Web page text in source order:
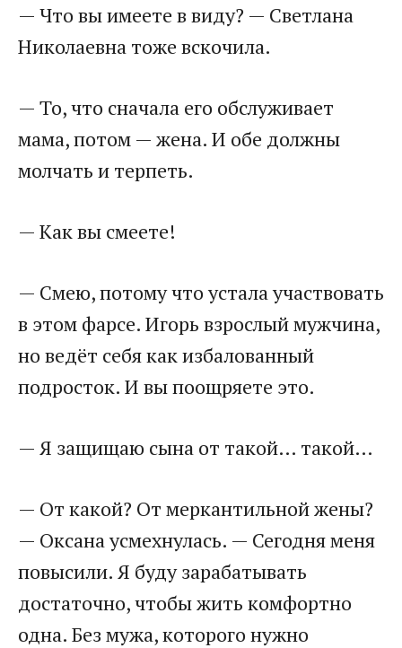
— Что вы имеете в виду? — Светлана
Николаевна тоже вскочила.
— То, что сначала его обслуживает
мама, потом — жена. И обе должны
молчать и терпеть.
— Как вы смеете!
— Смею, потому что устала участвовать
в этом фарсе. Игорь взрослый мужчина,
но ведёт себя как избалованный
подросток. И вы поощряете это.
— Я защищаю сына от такой… такой…
— От какой? От меркантильной жены?
— Оксана усмехнулась. — Сегодня меня
повысили. Я буду зарабатывать
достаточно, чтобы жить комфортно
одна. Без мужа, которого нужно